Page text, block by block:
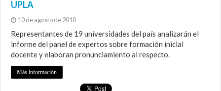
UPLA
10 de agosto de 2010
Representantes de 19 universidades del país analizarán el
informe del panel de expertos sobre formación inicial
docente y elaboran pronunciamiento al respecto.
Más información